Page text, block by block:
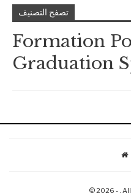
تصفح التصنيف
Formation
Graduation
© 2026 - . All